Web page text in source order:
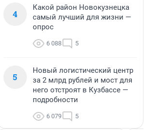
4
Какой район Новокузнецка
самый лучший для жизни —
опрос
6 088 5
5
Новый логистический центр
за 2 млрд рублей и мост для
него отстроят в Кузбассе —
подробности
6 079 5